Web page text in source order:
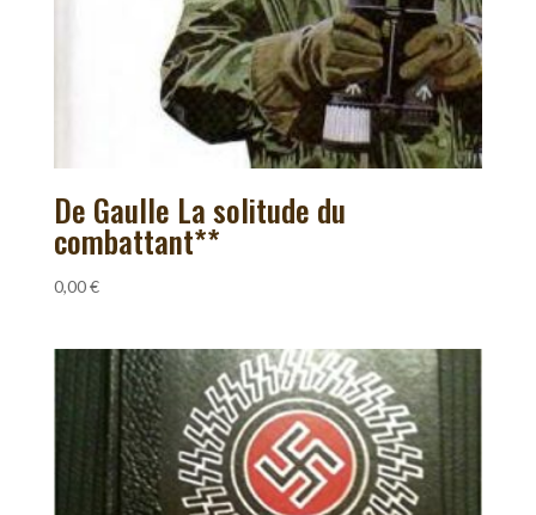
De Gaulle La solitude du
combattant**
0,00€